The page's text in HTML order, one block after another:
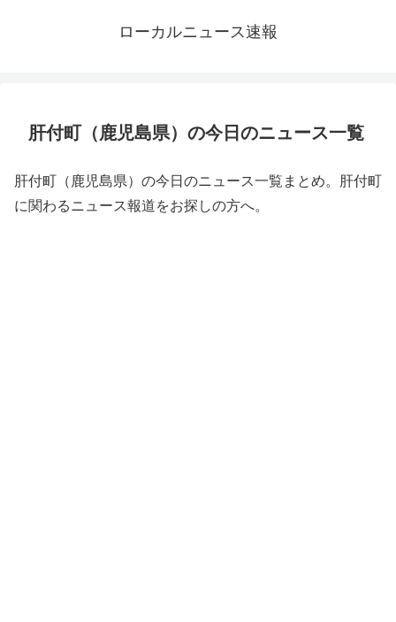
ローカルニュース速報
肝付町（鹿児島県）の今日のニュース一覧
肝付町（鹿児島県）の今日のニュース一覧まとめ。肝付町
に関わるニュース報道をお探しの方へ。